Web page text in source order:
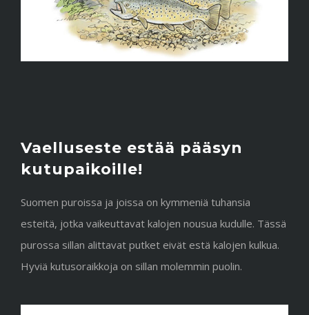
Vaelluseste estää pääsyn
kutupaikoille!
Suomen puroissa ja joissa on kymmeniä tuhansia
esteitä, jotka vaikeuttavat kalojen nousua kudulle. Tässä
purossa sillan alittavat putket eivät estä kalojen kulkua.
Hyviä kutusoraikkoja on sillan molemmin puolin.